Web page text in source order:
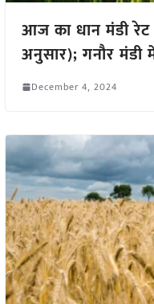
आज का धान मंडी
अनुसार); गनौर मंडी
December 4, 2024